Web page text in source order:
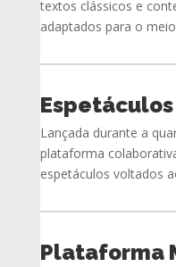
textos clássicos e
adaptados para o
Lançada durante a
plataforma
espetáculos voltados
Plataforma